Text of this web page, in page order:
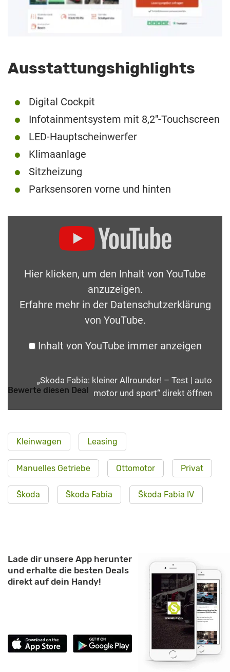
Ausstattungshighlights
Digital Cockpit
Infotainmentsystem mit 8,2″-Touchscreen
LED-Hauptscheinwerfer
Klimaanlage
Sitzheizung
Parksensoren vorne und hinten
Hier klicken, um den Inhalt von YouTube
anzuzeigen.
Erfahre mehr in der Datenschutzerklärung
von YouTube.
Inhalt von YouTube immer anzeigen
„Skoda Fabia: kleiner Allrounder! – Test | auto
motor und sport“ direkt öffnen
Bewerte diesen Deal
Kleinwagen Leasing
Manuelles Getriebe Ottomotor Privat
Škoda Škoda Fabia Škoda Fabia IV
Lade dir unsere App herunter
und erhalte die besten Deals
direkt auf dein Handy!